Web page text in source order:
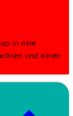
in eine
und einen